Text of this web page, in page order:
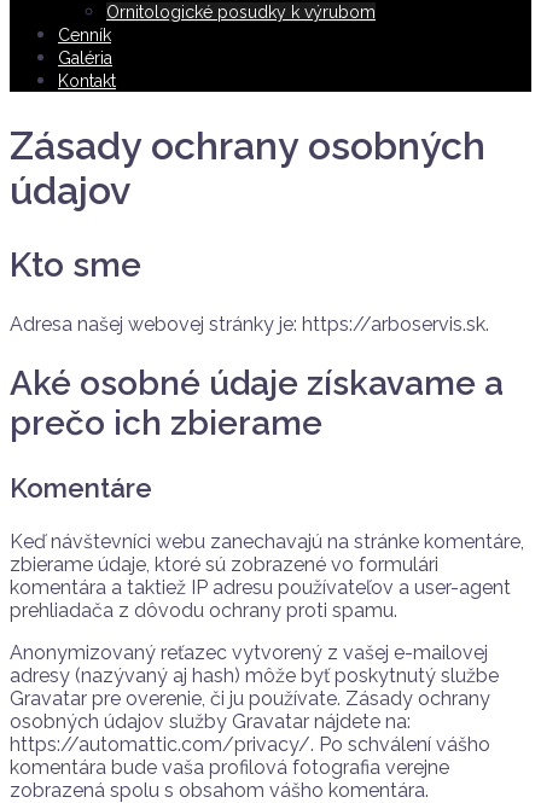
Ornitologické posudky k výrubom
Cenník
Galéria
Kontakt
Zásady ochrany osobných
údajov
Kto sme
Adresa našej webovej stránky je: https://arboservis.sk.
Aké osobné údaje získavame a
prečo ich zbierame
Komentáre
Keď návštevníci webu zanechavajú na stránke komentáre,
zbierame údaje, ktoré sú zobrazené vo formulári
komentára a taktiež IP adresu používateľov a user-agent
prehliadača z dôvodu ochrany proti spamu.
Anonymizovaný reťazec vytvorený z vašej e-mailovej
adresy (nazývaný aj hash) môže byť poskytnutý službe
Gravatar pre overenie, či ju používate. Zásady ochrany
osobných údajov služby Gravatar nájdete na:
https://automattic.com/privacy/. Po schválení vášho
komentára bude vaša profilová fotografia verejne
zobrazená spolu s obsahom vášho komentára.